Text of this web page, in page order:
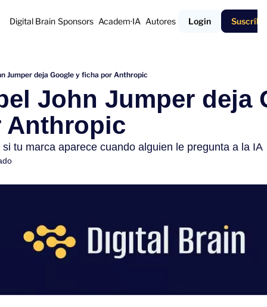
Digital Brain Sponsors Academ·IA Autores Login
Jumper deja Google y ficha por Anthropic
John Jumper deja
Anthropic
tu marca aparece cuando alguien le pregunta a la IA